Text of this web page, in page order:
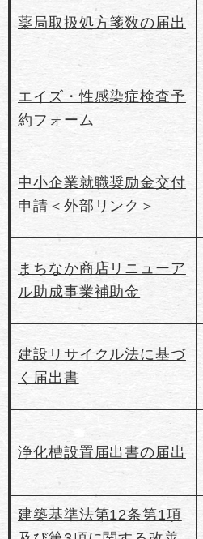
薬局取扱処方箋数の届出
エイズ・性感染症検査予
約フォーム
中小企業就職奨励金交付
申請 ＜外部リンク＞
まちなか商店リニューア
ル助成事業補助金
建設リサイクル法に基づ
く届出書
浄化槽設置届出書の届出
建築基準法第12条第1項